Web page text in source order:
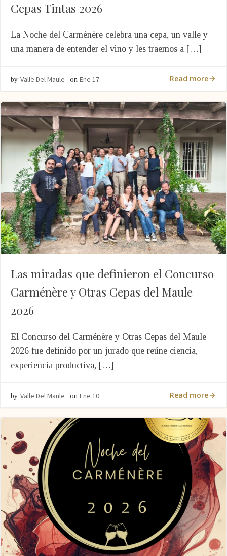
Cepas Tintas 2026
La Noche del Carménère celebra una cepa, un valle y
una manera de entender el vino y les traemos a […]
by Valle Del Maule on Ene 17 Read more
Las miradas que definieron el Concurso
Carménère y Otras Cepas del Maule
2026
El Concurso del Carménère y Otras Cepas del Maule
2026 fue definido por un jurado que reúne ciencia,
experiencia productiva, […]
by Valle Del Maule on Ene 10 Read more